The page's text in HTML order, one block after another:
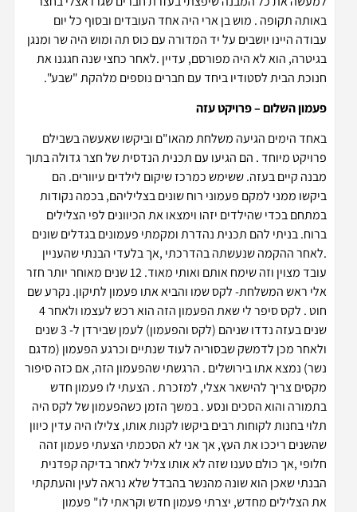
באותה תקופה . מוש בן ארי היה אחד העובדים ובסוף כל יום
עבודה היינו יושבים על יד המדורה עם כוס תה ומוש היה שר ומנגן
בגיטרה, הוא לא היה מפורסם, עדיין .לאחר כחצי שנה חגגנו את
חנוכת הבית לסטודיו ביחד עם חברים נוספים מלהקת "שבע".
פעמון השלום – פרויקט עזה
באחד הימים הגיעה משלחת מהאו"ם וביקשו שאעשה בשבילם
פרויקט מיוחד . הם הגיעו עם תכנית הנדסית של חצר גדולה בתוך
מבנה קיים בעזה. ששימש כמרכז שיקום לילדים עיוורים. הם
ביקשו ממני למקם פעמוני רוח שונים בצליליהם, בכמה נקודות
במתחם בכדי שהילדים יזהו וימצאו את הכיוונים לפי הצלילים
ברוח. בניתי להם תכנית נהדרת ומקמתי פעמונים בגדלים שונים
.לאחר ההקמה שנעשתה בהדרכתי ,אך בלעדי הבנתי שהעניין
עובד מצוין וזה שימח אותם ואותי מאוד. 12 שנים מאוחר יותר חזר
אלי ראש המשלחת- לקס שמו והביא אתו פעמון לתיקון. נקרע שם
חוט . לקס סיפר לי שאת הפעמון הזה הוא רכש לעצמו ולאחר 4
שנים בעזה נדדו שניהם (לקס והפעמון) לעמן שבירדן ל- 3 שנים
ולאחר מכן לדמשק שבסוריה לעוד שנתיים וכרגע הפעמון (מדגם
נשר) נמצא אתו בירושלים . הרגשתי שהפעמון הזה, אם כזה סיפור
מקסים צריך להישאר אצלי, למזכרת . הצעתי לו פעמון חדש
בתמורה והוא הסכים ונסע . במשך הזמן כשהפעמון של לקס היה
תלוי בחנות לקוחות רבים ביקשו לקנות אותו, צלילו היה עדין כיוון
שהשנים ריככו את העץ, אך אני לא הסכמתי הצעתי פעמון זהה
חלופי ,אך כולם טענו שזה לא אותו צליל לאחר בדיקה קפדנית
הבנתי שאכן הוא שונה מהנשר בהבדל שלא נראה לעין והעתקתי
את הצלילים מחדש, יצרתי פעמון חדש וקראתי לו" פעמון